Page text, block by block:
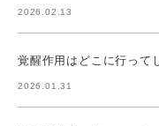
2026.02.13
覚醒作用はどこに行って
2026.01.31